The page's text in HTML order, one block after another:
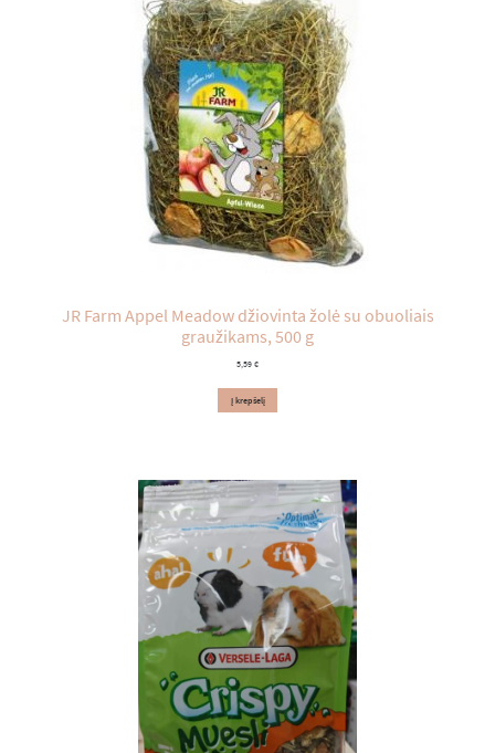
JR Farm Appel Meadow džiovinta žolė su obuoliais
graužikams, 500 g
5,59 €
Į krepšelį